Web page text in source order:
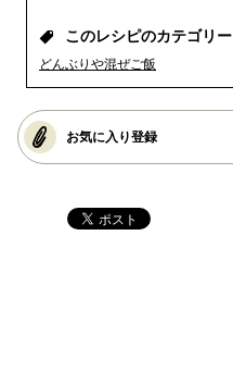
このレシピのカテゴリー
どんぶりや混ぜご飯
お気に入り登録